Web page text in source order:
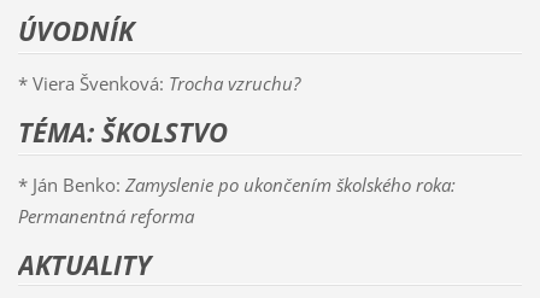
ÚVODNÍK
* Viera Švenková: Trocha vzruchu?
TÉMA: ŠKOLSTVO
* Ján Benko: Zamyslenie po ukončením školského roka:
Permanentná reforma
AKTUALITY